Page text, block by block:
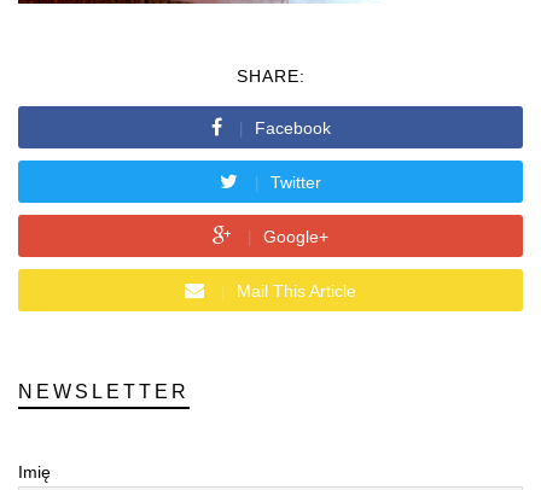
SHARE:
Facebook
Twitter
Google+
Mail This Article
NEWSLETTER
Imię